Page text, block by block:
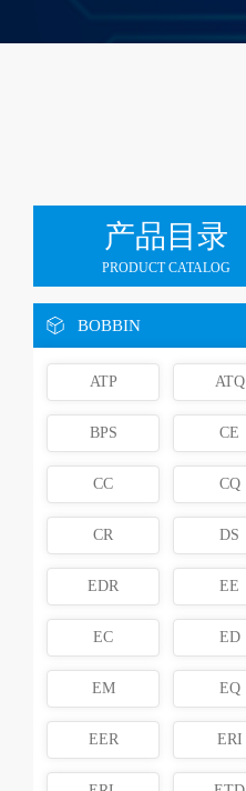
产品目录
PRODUCT CATALOG
BOBBIN
ATP ATQ
BPS CE
CC CQ
CR DS
EDR EE
EC ED
EM EQ
EER ERI